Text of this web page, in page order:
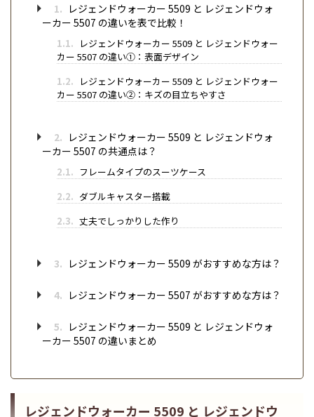
1. レジェンドウォーカー 5509 と レジェンドウォ
ーカー 5507 の違いを表で比較！
1.1.
レジェンドウォーカー 5509 と レジェンドウォー
カー 5507 の違い①：表面デザイン
1.2.
レジェンドウォーカー 5509 と レジェンドウォー
カー 5507 の違い②：キズの目立ちやすさ
2. レジェンドウォーカー 5509 と レジェンドウォ
ーカー 5507 の共通点は？
2.1. フレームタイプのスーツケース
2.2. ダブルキャスター搭載
2.3. 丈夫でしっかりした作り
3. レジェンドウォーカー 5509 がおすすめな方は？
4. レジェンドウォーカー 5507 がおすすめな方は？
5. レジェンドウォーカー 5509 と レジェンドウォ
ーカー 5507 の違いまとめ
レジェンドウォーカー 5509 と レジェンドウ